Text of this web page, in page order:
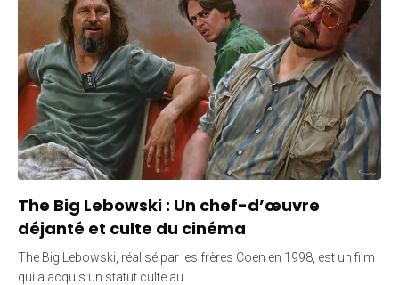
The Big Lebowski : Un chef-d’œuvre
déjanté et culte du cinéma
The Big Lebowski, réalisé par les frères Coen en 1998, est un film
qui a acquis un statut culte au…